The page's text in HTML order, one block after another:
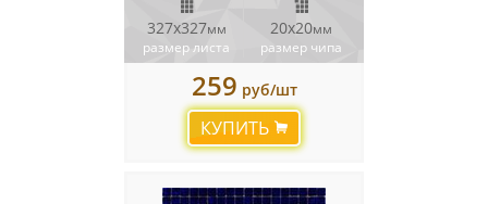
327х327мм
размер листа
20х20мм
размер чипа
259 руб/шт
КУПИТЬ